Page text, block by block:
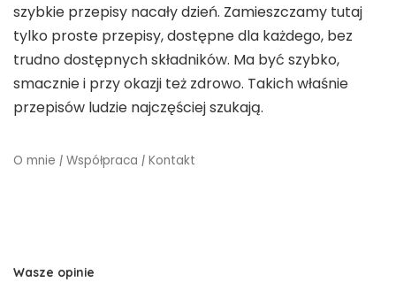
szybkie przepisy nacały dzień. Zamieszczamy tutaj
tylko proste przepisy, dostępne dla każdego, bez
trudno dostępnych składników. Ma być szybko,
smacznie i przy okazji też zdrowo. Takich właśnie
przepisów ludzie najczęściej szukają.
O mnie | Współpraca | Kontakt
Wasze opinie